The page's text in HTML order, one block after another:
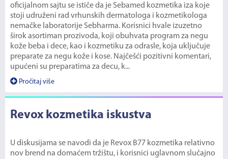
oficijalnom sajtu se ističe da je Sebamed kozmetika iza koje
stoji udruženi rad vrhunskih dermatologa i kozmetikologa
nemačke laboratorije Sebharma. Korisnici hvale izuzetno
širok asortiman prozivoda, koji obuhvata program za negu
kože beba i dece, kao i kozmetiku za odrasle, koja uključuje
preparate za negu kože i kose. Najčešći pozitivni komentari,
upućeni su preparatima za decu, k...
Pročitaj više
Revox kozmetika iskustva
U diskusijama se navodi da je Revox B77 kozmetika relativno
nov brend na domaćem tržištu, i korisnici uglavnom slučajno